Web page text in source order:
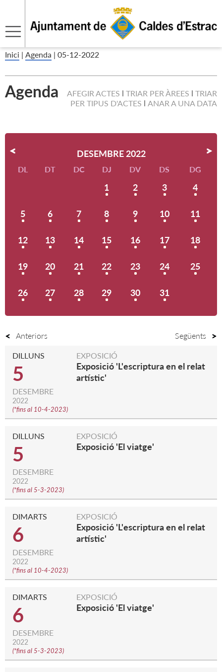
Inici | Agenda | 05-12-2022
Agenda AFEGIR ACTES TRIAR PER ÀREES
TRIAR
PER TIPUS D'ACTES
ANAR A UNA DATA
DESEMBRE 2022
DL DT DC DJ DV DS DG
1 2 3 4
5 6 7 8 9 10 11
12 13 14 15 16 17 18
19 20 21 22 23 24 25
26 27 28 29 30 31
Anteriors Següents
DILLUNS
5
DESEMBRE
2022
(*fins al 10-4-2023)
EXPOSICIÓ
Exposició 'L'escriptura en el relat
artístic'
DILLUNS
5
DESEMBRE
2022
(*fins al 5-3-2023)
EXPOSICIÓ
Exposició 'El viatge'
DIMARTS
6
DESEMBRE
2022
(*fins al 10-4-2023)
EXPOSICIÓ
Exposició 'L'escriptura en el relat
artístic'
DIMARTS
6
DESEMBRE
2022
(*fins al 5-3-2023)
EXPOSICIÓ
Exposició 'El viatge'